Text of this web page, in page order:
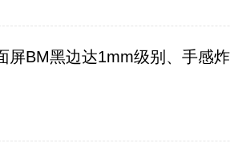
屏BM黑边达1mm级别、手感